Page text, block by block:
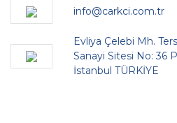
info@carkci.com.tr
Evliya Çelebi Mh.
Sanayi Sitesi No: 36
İstanbul TÜRKİYE